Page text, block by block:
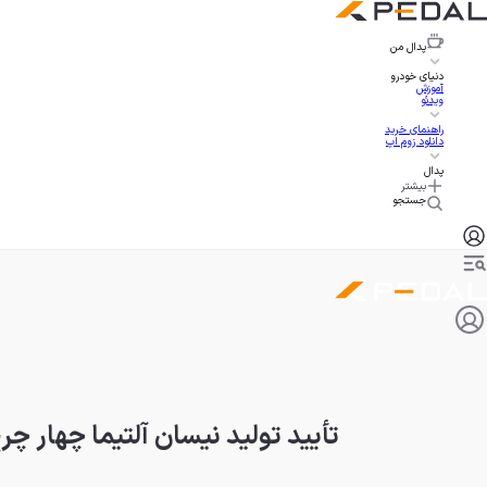
پدال من
دنیای خودرو
آموزش
ویدئو
راهنمای خرید
دانلود زوم اپ
پدال
بیشتر
جستجو
تأیید تولید نیسان آلتیما چهار